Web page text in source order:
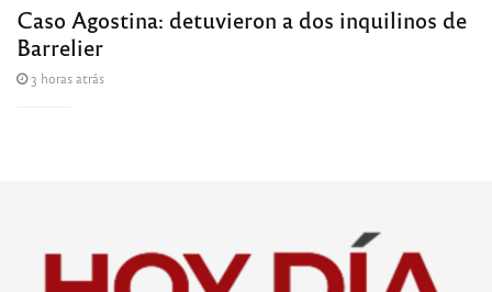
Caso Agostina: detuvieron a dos inquilinos de
Barrelier
3 horas atrás